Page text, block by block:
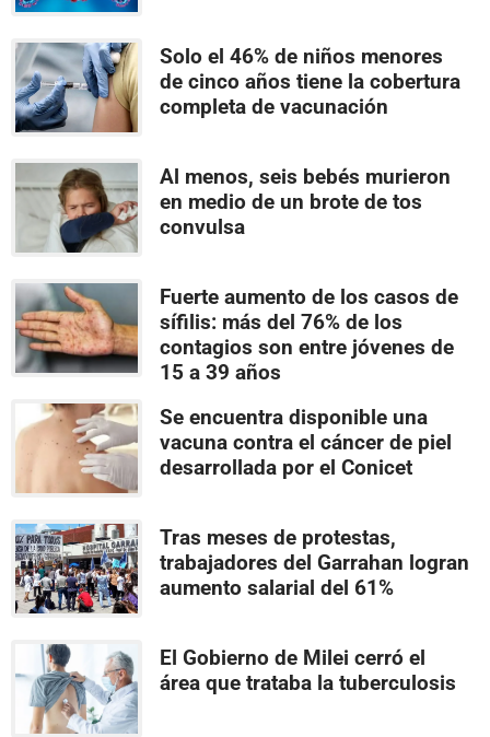
Solo el 46% de niños menores
de cinco años tiene la cobertura
completa de vacunación
Al menos, seis bebés murieron
en medio de un brote de tos
convulsa
Fuerte aumento de los casos de
sífilis: más del 76% de los
contagios son entre jóvenes de
15 a 39 años
Se encuentra disponible una
vacuna contra el cáncer de piel
desarrollada por el Conicet
Tras meses de protestas,
trabajadores del Garrahan logran
aumento salarial del 61%
El Gobierno de Milei cerró el
área que trataba la tuberculosis